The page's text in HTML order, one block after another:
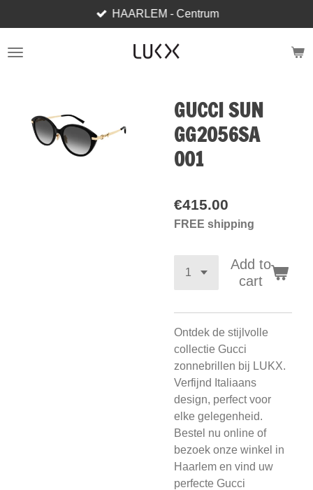
to
main
HAARLEM - Centrum
GUCCI SUN
GG2056SA
001
€415.00
FREE shipping
Add to
cart
Ontdek de stijlvolle
collectie Gucci
zonnebrillen bij LUKX.
Verfijnd Italiaans
design, perfect voor
elke gelegenheid.
Bestel nu online of
bezoek onze winkel in
Haarlem en vind uw
perfecte Gucci